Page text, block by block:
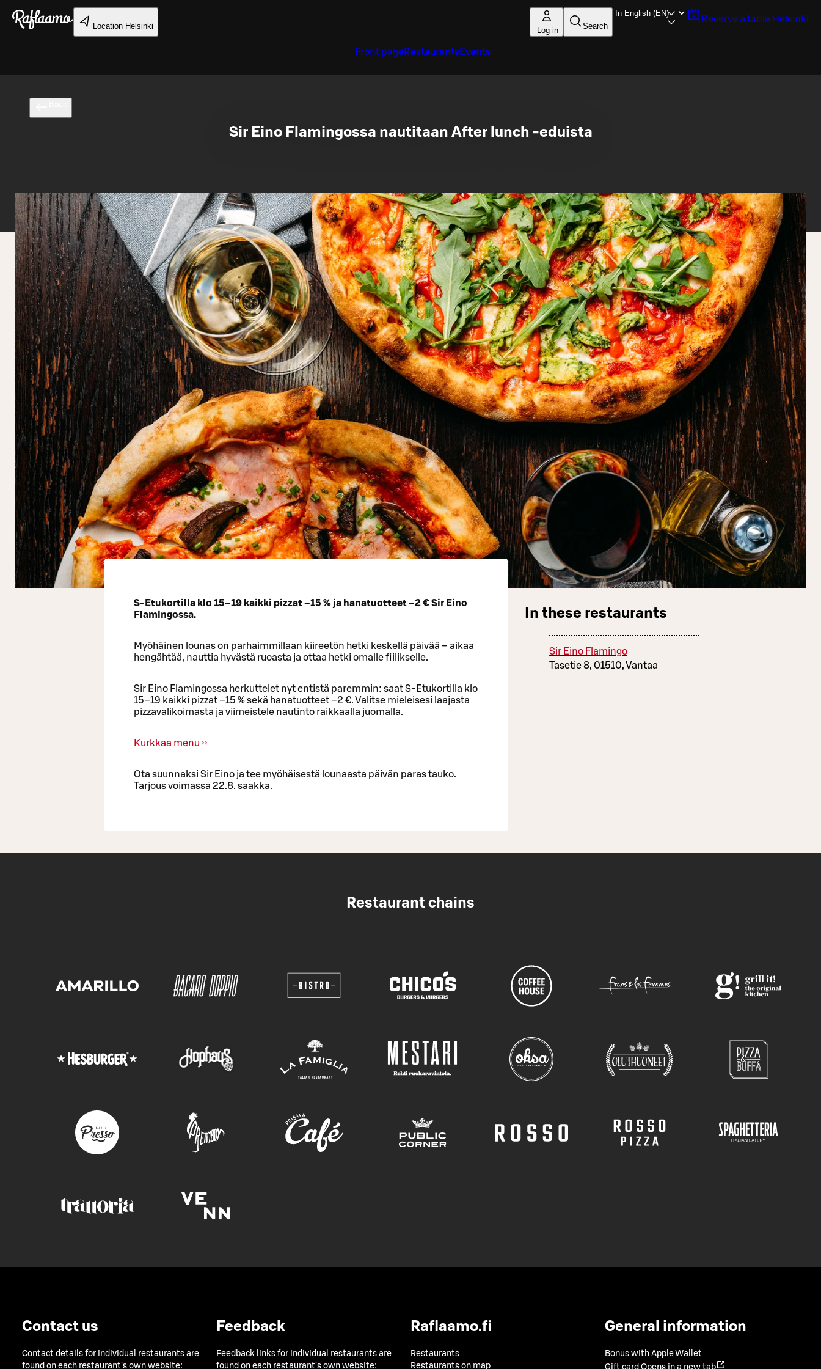
Skip to main content
Location Helsinki Log in Search
Reserve a table Helsinki
Front pageRestaurantsEvents
Sir Eino Flamingossa nautitaan After lunch -eduista
S-Etukortilla klo 15–19 kaikki pizzat –15 % ja hanatuotteet –2 € Sir Eino
Flamingossa.
Myöhäinen lounas on parhaimmillaan kiireetön hetki keskellä päivää – aikaa
hengähtää, nauttia hyvästä ruoasta ja ottaa hetki omalle fiilikselle.
Sir Eino Flamingossa herkuttelet nyt entistä paremmin: saat S-Etukortilla klo
15–19 kaikki pizzat –15 % sekä hanatuotteet –2 €. Valitse mieleisesi laajasta
pizzavalikoimasta ja viimeistele nautinto raikkaalla juomalla.
Kurkkaa menu ››
Ota suunnaksi Sir Eino ja tee myöhäisestä lounaasta päivän paras tauko.
Tarjous voimassa 22.8. saakka.
In these restaurants
Sir Eino Flamingo
Tasetie 8, 01510, Vantaa
Restaurant chains
Contact us
Contact details for individual restaurants are
found on each restaurant's own website:
Feedback
Feedback links for individual restaurants are
found on each restaurant's own website:
Raflaamo.fi
Restaurants
Restaurants on map
General information
Bonus with Apple Wallet